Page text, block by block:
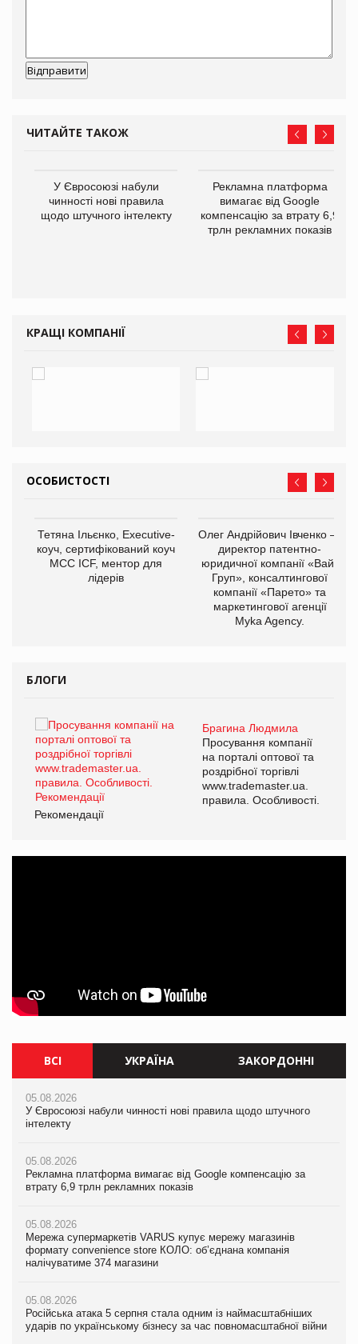
ЧИТАЙТЕ ТАКОЖ
У Євросоюзі набули
чинності нові правила
щодо штучного інтелекту
Рекламна платформа
вимагає від Google
компенсацію за втрату 6,9
трлн рекламних показів
КРАЩІ КОМПАНІЇ
ОСОБИСТОСТІ
Тетяна Ільєнко, Executive-
коуч, сертифікований коуч
МСС ICF, ментор для
лідерів
Олег Андрійович Івченко —
директор патентно-
юридичної компанії «Вайз
Груп», консалтингової
компанії «Парето» та
маркетингової агенції
Myka Agency.
БЛОГИ
Брагина Людмила
Просування компанії
на порталі оптової та
роздрібної торгівлі
www.trademaster.ua.
правила. Особливості.
Рекомендації
ВСІ УКРАЇНА ЗАКОРДОННІ
05.08.2026
У Євросоюзі набули чинності нові правила щодо штучного
інтелекту
05.08.2026
Рекламна платформа вимагає від Google компенсацію за
втрату 6,9 трлн рекламних показів
05.08.2026
Мережа супермаркетів VARUS купує мережу магазинів
формату convenience store КОЛО: об’єднана компанія
налічуватиме 374 магазини
05.08.2026
Російська атака 5 серпня стала одним із наймасштабніших
ударів по українському бізнесу за час повномасштабної війни
05.08.2026
У Євросоюзі набули чинності нові правила щодо штучного
інтелекту
05.08.2026
Рекламна платформа вимагає від Google компенсацію за
втрату 6,9 трлн рекламних показів
05.08.2026
Мережа супермаркетів VARUS купує мережу магазинів
формату convenience store КОЛО: об’єднана компанія
налічуватиме 374 магазини
05.08.2026
Російська атака 5 серпня стала одним із наймасштабніших
ударів по українському бізнесу за час повномасштабної війни
05.08.2026
У Євросоюзі набули чинності нові правила щодо штучного
інтелекту
05.08.2026
Рекламна платформа вимагає від Google компенсацію за
втрату 6,9 трлн рекламних показів
05.08.2026
Adidas витратила понад $1 млрд на маркетинг за квартал
продуктів